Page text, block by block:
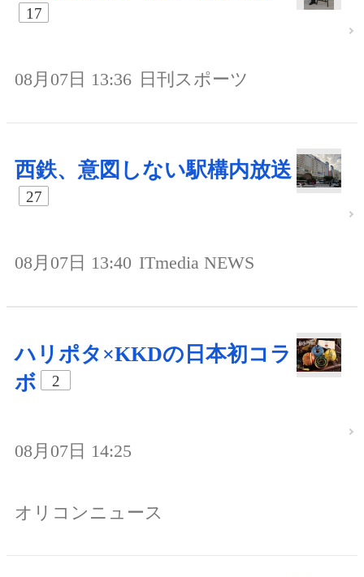
17
08月07日 13:36 日刊スポーツ
西鉄、意図しない駅構内放送
27
08月07日 13:40 ITmedia NEWS
ハリポタ×KKDの日本初コラ
ボ
2
08月07日 14:25
オリコンニュース